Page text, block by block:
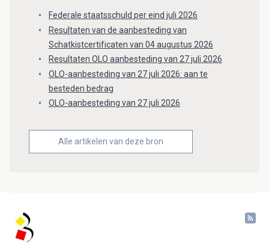
Federale staatsschuld per eind juli 2026
Resultaten van de aanbesteding van
Schatkistcertificaten van 04 augustus 2026
Resultaten OLO aanbesteding van 27 juli 2026
OLO-aanbesteding van 27 juli 2026: aan te
besteden bedrag
OLO-aanbesteding van 27 juli 2026
Alle artikelen van deze bron